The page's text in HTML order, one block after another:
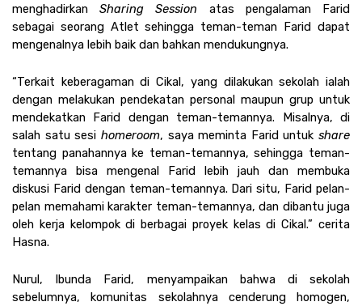
menghadirkan Sharing Session atas pengalaman Farid
sebagai seorang Atlet sehingga teman-teman Farid dapat
mengenalnya lebih baik dan bahkan mendukungnya.
“Terkait keberagaman di Cikal, yang dilakukan sekolah ialah
dengan melakukan pendekatan personal maupun grup untuk
mendekatkan Farid dengan teman-temannya. Misalnya, di
salah satu sesi homeroom, saya meminta Farid untuk share
tentang panahannya ke teman-temannya, sehingga teman-
temannya bisa mengenal Farid lebih jauh dan membuka
diskusi Farid dengan teman-temannya. Dari situ, Farid pelan-
pelan memahami karakter teman-temannya, dan dibantu juga
oleh kerja kelompok di berbagai proyek kelas di Cikal.” cerita
Hasna.
Nurul, Ibunda Farid, menyampaikan bahwa di sekolah
sebelumnya, komunitas sekolahnya cenderung homogen,